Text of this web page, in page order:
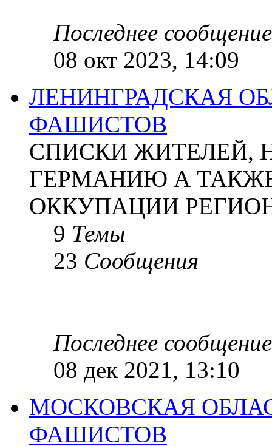
Последнее сообщение
08 окт 2023, 14:09
ЛЕНИНГРАДСКАЯ
ФАШИСТОВ
СПИСКИ ЖИТЕЛЕЙ,
ГЕРМАНИЮ А
ОККУПАЦИИ
9 Темы
23 Сообщения
Последнее сообщение
08 дек 2021, 13:10
МОСКОВСКАЯ
ФАШИСТОВ